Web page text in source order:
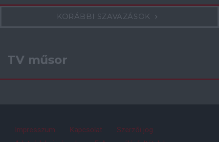
KORÁBBI SZAVAZÁSOK
TV műsor
Impresszum Kapcsolat
Szerzői jog